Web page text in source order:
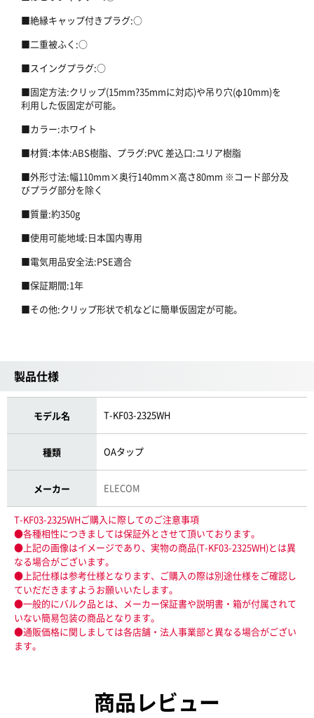
■絶縁キャップ付きプラグ:○
■二重被ふく:○
■スイングプラグ:○
■固定方法:クリップ(15mm?35mmに対応)や吊り穴(φ10mm)を
利用した仮固定が可能。
■カラー:ホワイト
■材質:本体:ABS樹脂、プラグ:PVC 差込口:ユリア樹脂
■外形寸法:幅110mm×奥行140mm×高さ80mm ※コード部分及
びプラグ部分を除く
■質量:約350g
■使用可能地域:日本国内専用
■電気用品安全法:PSE適合
■保証期間:1年
■その他:クリップ形状で机などに簡単仮固定が可能。
製品仕様
モデル名 T-KF03-2325WH
種類 OAタップ
メーカー ELECOM
T-KF03-2325WHご購入に際してのご注意事項
●各種相性につきましては保証外とさせて頂いております。
●上記の画像はイメージであり、実物の商品(T-KF03-2325WH)とは異
なる場合がございます。
●上記仕様は参考仕様となります、ご購入の際は別途仕様をご確認し
ていだだきますようお願いいたします。
●一般的にバルク品とは、メーカー保証書や説明書・箱が付属されて
いない簡易包装の商品となります。
●通販価格に関しましては各店舗・法人事業部と異なる場合がござい
ます。
商品レビュー